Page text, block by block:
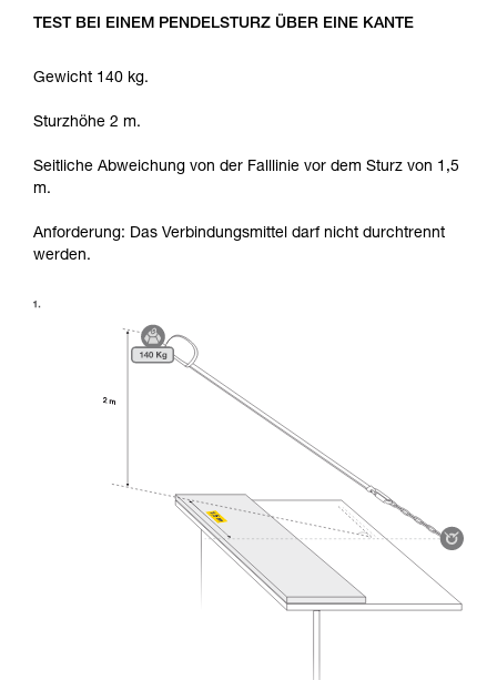
TEST BEI EINEM PENDELSTURZ ÜBER EINE KANTE
Gewicht 140 kg.
Sturzhöhe 2 m.
Seitliche Abweichung von der Falllinie vor dem Sturz von 1,5
m.
Anforderung: Das Verbindungsmittel darf nicht durchtrennt
werden.